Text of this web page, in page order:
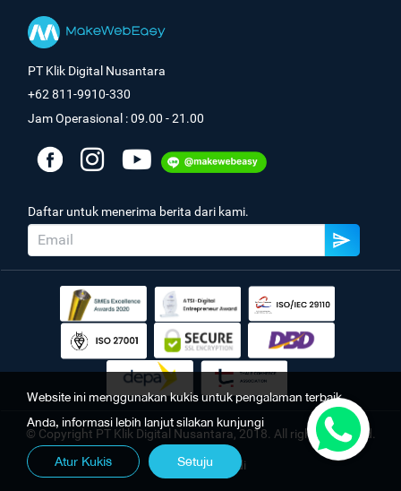
PT Klik Digital Nusantara
+62 811-9910-330
Jam Operasional : 09.00 - 21.00
Daftar untuk menerima berita dari kami.
© Copyright PT Klik Digital Nusantara, 2018. All rights reserved.
Kebijakan Pribadi
Website ini menggunakan kukis untuk pengalaman terbaik
Anda, informasi lebih lanjut silakan kunjungi
Atur Kukis Setuju